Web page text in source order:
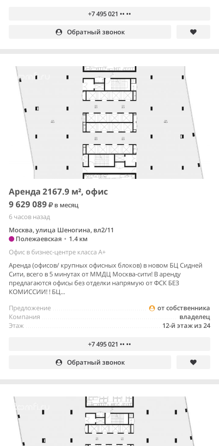
+7 495 021 •• ••
Обратный звонок
Аренда 2167.9 м², офис
9 629 089
в месяц
6 часов назад
Москва, улица Шеногина, вл2/11
Полежаевская • 1.4 км
Офис в бизнес-центре класса A+
Аренда (офисов/ крупных офисных блоков) в новом БЦ Сидней
Сити, всего в 5 минутах от ММДЦ Москва-сити! В аренду
предлагаются офисы без отделки напрямую от ФСК БЕЗ
КОМИССИИ! ! БЦ...
от собственника
Предложение
владелец
Компания
12-й этаж из 24
Этаж
+7 495 021 •• ••
Обратный звонок